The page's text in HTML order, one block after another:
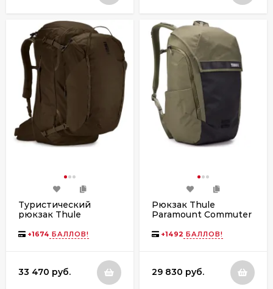
Туристический
рюкзак Thule
70L, Deep Khaki
+1674 БАЛЛОВ!
33 470 руб.
Рюкзак Thule
Paramount Commuter
Green
+1492 БАЛЛОВ!
29 830 руб.